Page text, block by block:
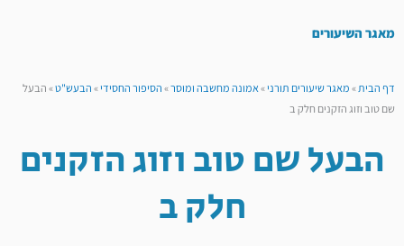
מאגר השיעורים
דף הבית»מאגר שיעורים תורני»אמונה מחשבה ומוסר»הסיפור החסידי»הבעש"ט»הבעל
שם טוב וזוג הזקנים חלק ב
הבעל שם טוב וזוג הזקנים
חלק ב